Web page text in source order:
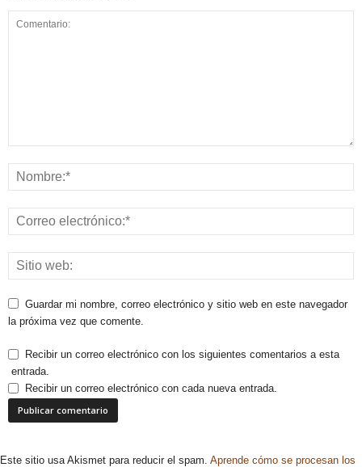
Guardar mi nombre, correo electrónico y sitio web en este navegador
la próxima vez que comente.
Recibir un correo electrónico con los siguientes comentarios a esta
entrada.
Recibir un correo electrónico con cada nueva entrada.
Este sitio usa Akismet para reducir el spam. Aprende cómo se procesan los